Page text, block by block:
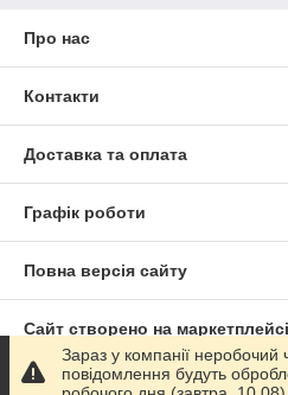
Про нас
Контакти
Доставка та оплата
Графік роботи
Повна версія сайту
Сайт створено на маркетплейсі
Політика конфіденційності
Зараз у компанії
повідомлення будуть